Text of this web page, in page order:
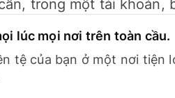
trong một tài khoản,
lúc mọi nơi trên toàn cầu.
tệ của bạn ở một nơi tiện